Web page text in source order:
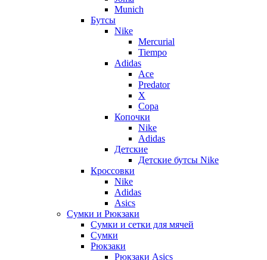
Munich
Бутсы
Nike
Mercurial
Tiempo
Adidas
Ace
Predator
X
Copa
Копочки
Nike
Adidas
Детские
Детские бутсы Nike
Кроссовки
Nike
Adidas
Asics
Сумки и Рюкзаки
Сумки и сетки для мячей
Сумки
Рюкзаки
Рюкзаки Asics